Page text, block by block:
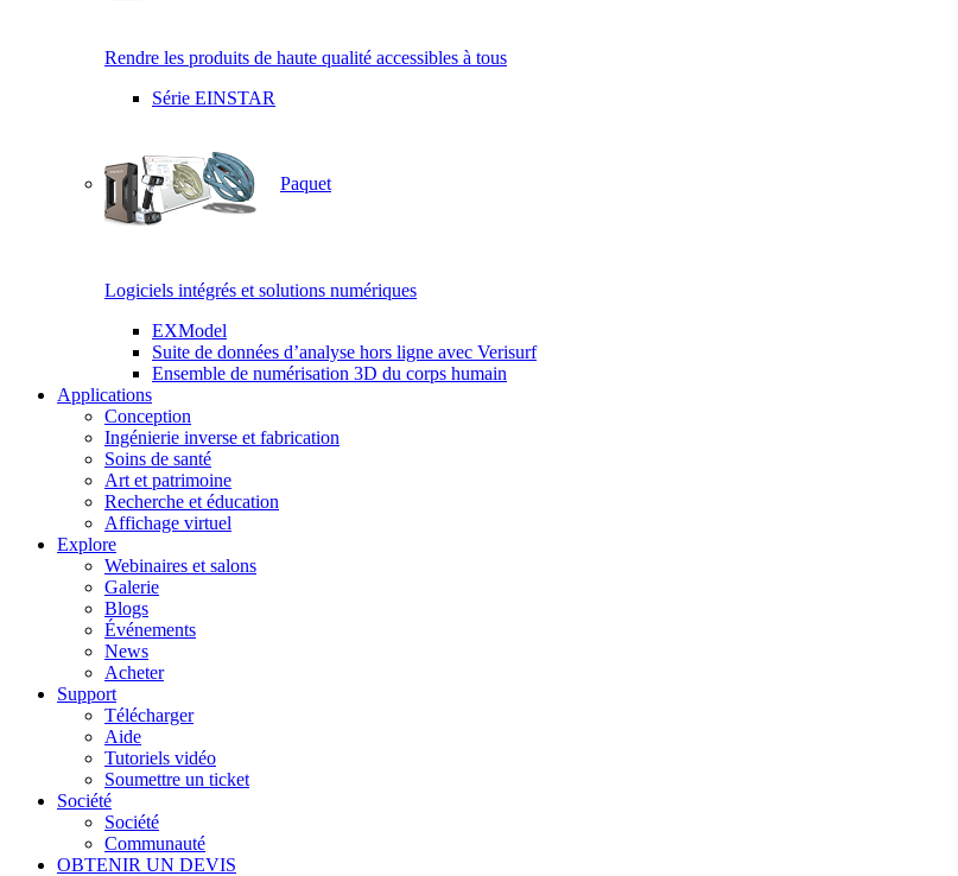
Rendre les produits de haute qualité accessibles à tous
Série EINSTAR
Paquet
Logiciels intégrés et solutions numériques
EXModel
Suite de données d’analyse hors ligne avec Verisurf
Ensemble de numérisation 3D du corps humain
Applications
Conception
Ingénierie inverse et fabrication
Soins de santé
Art et patrimoine
Recherche et éducation
Affichage virtuel
Explore
Webinaires et salons
Galerie
Blogs
Événements
News
Acheter
Support
Télécharger
Aide
Tutoriels vidéo
Soumettre un ticket
Société
Société
Communauté
OBTENIR UN DEVIS